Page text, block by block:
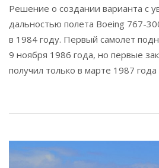
Решение о создании варианта с
дальностью полета Boeing 767-
в 1984 году. Первый самолет
9 ноября 1986 года, но первые
получил только в марте 1987